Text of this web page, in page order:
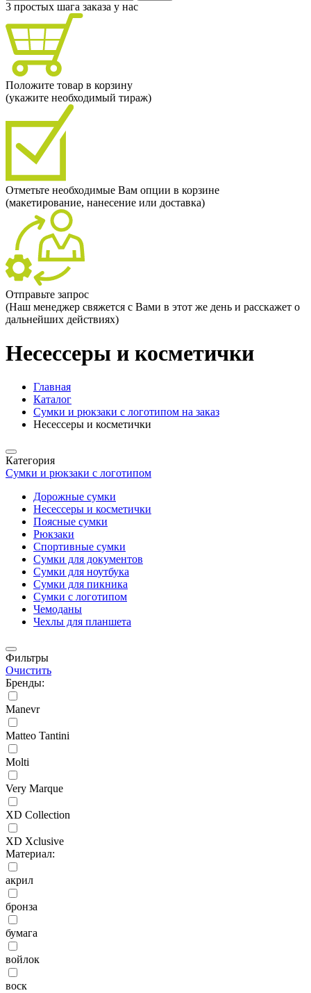
3 простых шага заказа у нас
Положите товар в корзину
(укажите необходимый тираж)
Отметьте необходимые Вам опции в корзине
(макетирование, нанесение или доставка)
Отправьте запрос
(Наш менеджер свяжется с Вами в этот же день и расскажет о
дальнейших действиях)
Несессеры и косметички
Главная
Каталог
Сумки и рюкзаки с логотипом на заказ
Несессеры и косметички
Категория
Сумки и рюкзаки с логотипом
Дорожные сумки
Несессеры и косметички
Поясные сумки
Рюкзаки
Спортивные сумки
Сумки для документов
Сумки для ноутбука
Сумки для пикника
Сумки с логотипом
Чемоданы
Чехлы для планшета
Фильтры
Очистить
Бренды:
Manevr
Matteo Tantini
Molti
Very Marque
XD Collection
XD Xclusive
Материал:
акрил
бронза
бумага
войлок
воск